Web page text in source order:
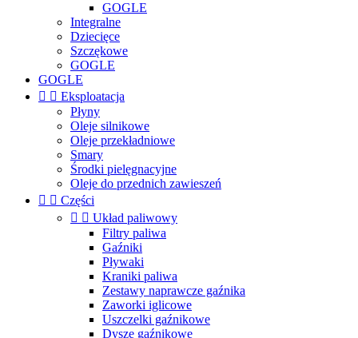
GOGLE
Integralne
Dziecięce
Szczękowe
GOGLE
GOGLE
  Eksploatacja
Płyny
Oleje silnikowe
Oleje przekładniowe
Smary
Środki pielęgnacyjne
Oleje do przednich zawieszeń
  Części
  Układ paliwowy
Filtry paliwa
Gaźniki
Pływaki
Kraniki paliwa
Zestawy naprawcze gaźnika
Zaworki iglicowe
Uszczelki gaźnikowe
Dysze gaźnikowe